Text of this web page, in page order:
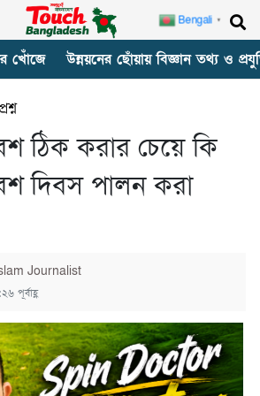
খোঁজে উন্নয়নের ছোঁয়ায় বিজ্ঞান তথ্য ও
ঠিক করার চেয়ে কি
দিবস পালন করা
Journalist
পূর্বাহ্ণ
Bengali ▼